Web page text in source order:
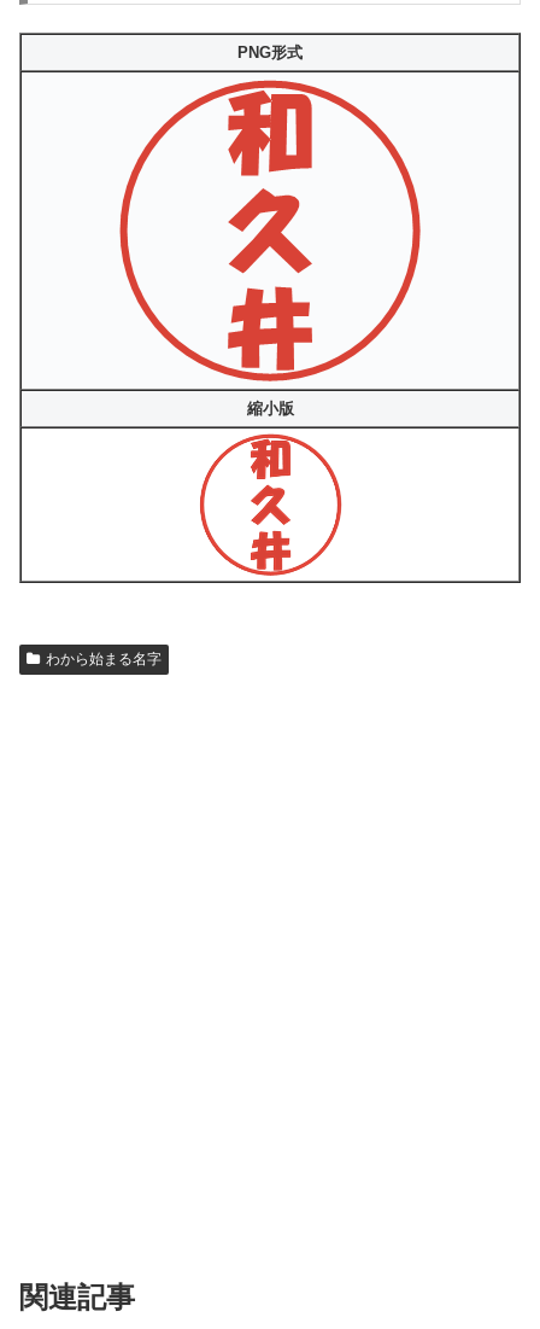
PNG形式
縮小版
わから始まる名字
関連記事